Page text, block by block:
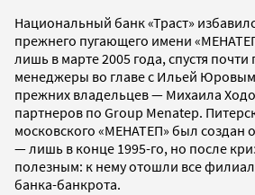
Национальный банк «Траст»
прежнего пугающего имени
лишь в марте 2005 года, спустя почти
менеджеры во главе с Ильей
прежних владельцев — Михаила
партнеров по Group Menatep.
московского «МЕНАТЕП» был создан
— лишь в конце 1995-го, но после
полезным: к нему отошли все
банка-банкрота.